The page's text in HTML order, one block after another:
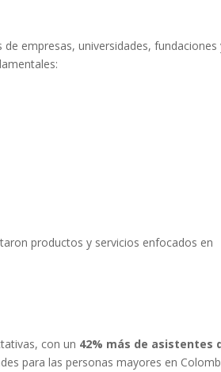
empresas, universidades, fundaciones
productos y servicios enfocados en
con un 42% más de asistentes
para las personas mayores en